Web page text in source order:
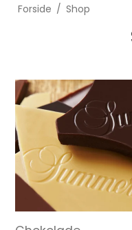
Forside / Shop